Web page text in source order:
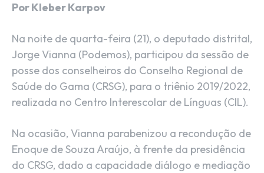
Por Kleber Karpov
Na noite de quarta-feira (21), o deputado distrital,
Jorge Vianna (Podemos), participou da sessão de
posse dos conselheiros do Conselho Regional de
Saúde do Gama (CRSG), para o triênio 2019/2022,
realizada no Centro Interescolar de Línguas (CIL).
Na ocasião, Vianna parabenizou a recondução de
Enoque de Souza Araújo, à frente da presidência
do CRSG, dado a capacidade diálogo e mediação